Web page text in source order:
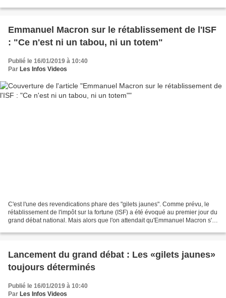
Emmanuel Macron sur le rétablissement de l'ISF
: "Ce n'est ni un tabou, ni un totem"
Publié le 16/01/2019 à 10:40
Par Les Infos Videos
C'est l'une des revendications phare des "gilets jaunes". Comme prévu, le
rétablissement de l'impôt sur la fortune (ISF) a été évoqué au premier jour du
grand débat national. Mais alors que l'on attendait qu'Emmanuel Macron s'y
Lancement du grand débat : Les «gilets jaunes»
toujours déterminés
Publié le 16/01/2019 à 10:40
Par Les Infos Videos